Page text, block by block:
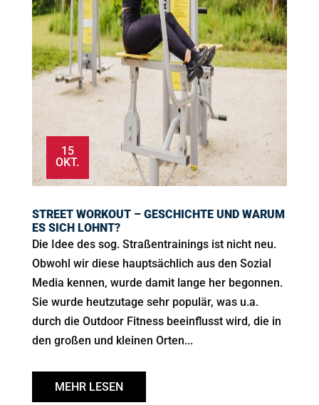
STREET WORKOUT – GESCHICHTE UND WARUM
ES SICH LOHNT?
15
OKT.
Die Idee des sog. Straßentrainings ist nicht neu.
Obwohl wir diese hauptsächlich aus den Sozial
Media kennen, wurde damit lange her begonnen.
Sie wurde heutzutage sehr populär, was u.a.
durch die Outdoor Fitness beeinflusst wird, die in
den großen und kleinen Orten...
MEHR LESEN